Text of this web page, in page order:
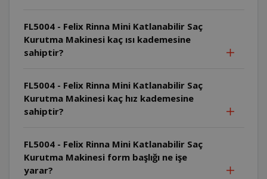
FL5004 - Felix Rinna Mini Katlanabilir Saç
Kurutma Makinesi kaç ısı kademesine
sahiptir?
FL5004 - Felix Rinna Mini Katlanabilir Saç
Kurutma Makinesi kaç hız kademesine
sahiptir?
FL5004 - Felix Rinna Mini Katlanabilir Saç
Kurutma Makinesi form başlığı ne işe
yarar?